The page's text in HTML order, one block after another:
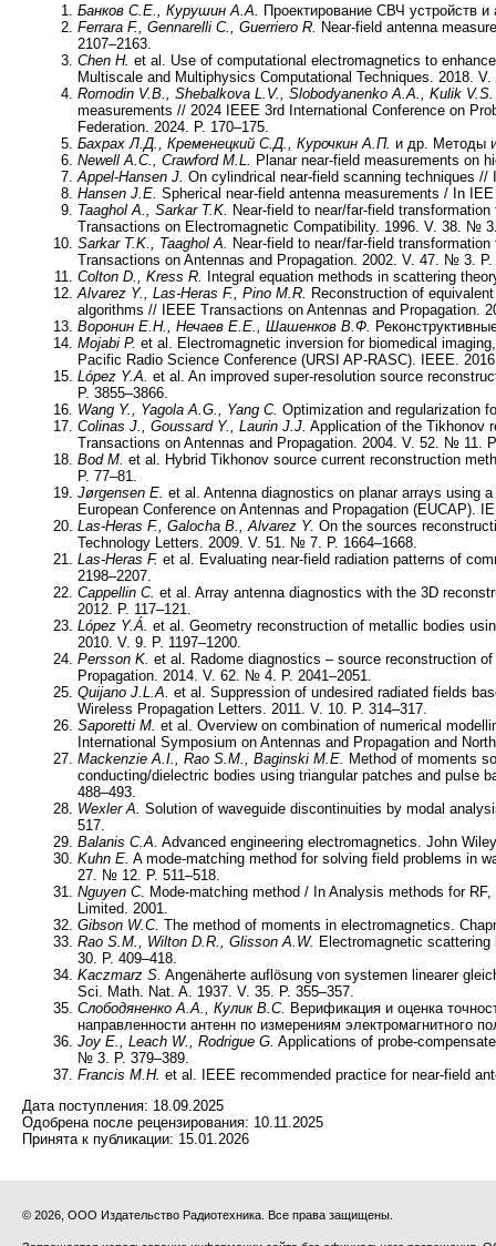
Банков С.Е., Курушин А.А.
Проектирование СВЧ устройств
Ferrara F., Gennarelli C., Guerriero R. Near-field antenna
2107–2163.
Chen H. et al. Use of computational electromagnetics to
Multiscale and Multiphysics Computational Techniques. 2018. V.
Romodin V.B., Shebalkova L.V., Slobodyanenko A.A., Kulik V.S.
measurements // 2024 IEEE 3rd International Conference on
Federation. 2024. P. 170–175.
Бахрах Л.Д., Кременецкий С.Д., Курочкин А.П. и др. Методы
Newell A.C., Crawford M.L.
Planar near-field measurements on
Appel-Hansen J. On cylindrical near-field scanning techniques
Hansen J.E. Spherical near-field antenna measurements / In
Taaghol A., Sarkar T.K. Near-field to near/far-field
Transactions on Electromagnetic Compatibility. 1996. V. 38. №
Sarkar T.K., Taaghol A.
Near-field to near/far-field
Transactions on Antennas and Propagation. 2002. V. 47. № 3. P.
Colton D., Kress R. Integral equation methods in scattering
Alvarez Y., Las-Heras F., Pino M.R. Reconstruction of
algorithms // IEEE Transactions on Antennas and Propagation.
Воронин Е.Н., Нечаев Е.Е., Шашенков В.Ф.
Mojabi P. et al. Electromagnetic inversion for biomedical
Pacific Radio Science Conference (URSI AP-RASC). IEEE.
López Y.A. et al. An improved super-resolution source
P. 3855–3866.
Wang Y., Yagola A.G., Yang C. Optimization and regularization
Colinas J., Goussard Y., Laurin J.J. Application of the Tikhonov
Transactions on Antennas and Propagation. 2004. V. 52. № 11.
Bod M. et al. Hybrid Tikhonov source current reconstruction
P. 77–81.
Jørgensen E. et al. Antenna diagnostics on planar arrays using
European Conference on Antennas and Propagation (EUCAP).
Las-Heras F., Galocha B., Alvarez Y. On the sources
Technology Letters. 2009. V. 51. № 7. P. 1664–1668.
Las-Heras F. et al. Evaluating near-field radiation patterns of
2198–2207.
Cappellin C. et al. Array antenna diagnostics with the 3D
2012. P. 117–121.
López Y.Á. et al. Geometry reconstruction of metallic bodies
2010. V. 9. P. 1197–1200.
Persson K. et al. Radome diagnostics – source reconstruction
Propagation. 2014. V. 62. № 4. P. 2041–2051.
Quijano J.L.A. et al. Suppression of undesired radiated fields
Wireless Propagation Letters. 2011. V. 10. P. 314–317.
Saporetti M. et al. Overview on combination of numerical
International Symposium on Antennas and Propagation and
Mackenzie A.I., Rao S.M., Baginski M.E. Method of moments
conducting/dielectric bodies using triangular patches and
488–493.
Wexler A. Solution of waveguide discontinuities by modal
517.
Balanis C.A. Advanced engineering electromagnetics. John
Kuhn E. A mode-matching method for solving field problems in
27. № 12. P. 511–518.
Nguyen C. Mode-matching method / In Analysis methods for
Limited. 2001.
Gibson W.C. The method of moments in electromagnetics.
Rao S.M., Wilton D.R., Glisson A.W. Electromagnetic
30. P. 409–418.
Kaczmarz S. Angenäherte auflösung von systemen linearer
Sci. Math. Nat. A. 1937. V. 35. P. 355–357.
Слободяненко А А Кулик В С. Верификация и оценка
направленности антенн по измерениям
Joy E., Leach W., Rodrigue G. Applications of probe-
№ 3. P. 379–389.
Francis M.H. et al. IEEE recommended practice for near-field
Дата поступления: 18.09.2025
Одобрена после рецензирования: 10.11.2025
Принята к публикации: 15.01.2026
© 2026, ООО Издательство Радиотехника. Все права защищены.